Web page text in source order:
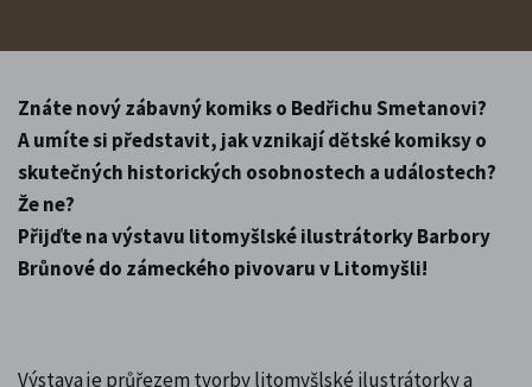
Znáte nový zábavný komiks o Bedřichu Smetanovi?
A umíte si představit, jak vznikají dětské komiksy o
skutečných historických osobnostech a událostech?
Že ne?
Přijďte na výstavu litomyšlské ilustrátorky Barbory
Brůnové do zámeckého pivovaru v Litomyšli!
Výstava je průřezem tvorby litomyšlské ilustrátorky a